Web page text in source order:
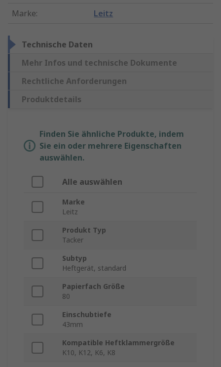
Marke: Leitz
Technische Daten
Mehr Infos und technische Dokumente
Rechtliche Anforderungen
Produktdetails
Finden Sie ähnliche Produkte, indem
Sie ein oder mehrere Eigenschaften
auswählen.
Alle auswählen
Marke
Leitz
Produkt Typ
Tacker
Subtyp
Heftgerät, standard
Papierfach Größe
80
Einschubtiefe
43mm
Kompatible Heftklammergröße
K10, K12, K6, K8